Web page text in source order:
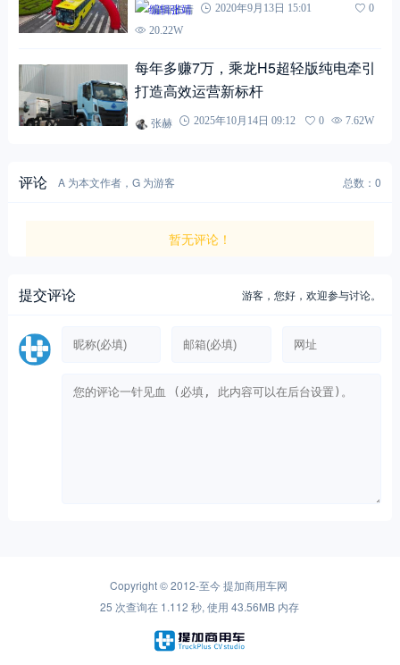
编辑张靖 2020年9月13日 15:01
0
20.22W
每年多赚7万，乘龙H5超轻版纯电牵引
打造高效运营新标杆
张赫 2025年10月14日 09:12 0 7.62W
评论 A 为本文作者，G 为游客 总数：0
暂无评论！
提交评论 游客，您好，欢迎参与讨论。
Copyright © 2012-至今提加商用车网
25 次查询在 1.112 秒, 使用 43.56MB 内存